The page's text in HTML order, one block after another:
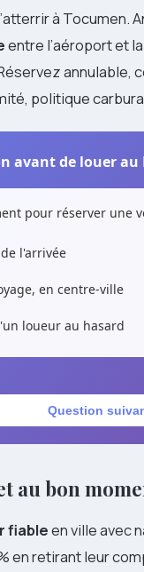
à
entre l’aéroport et
politique
avant de louer au
pour réserver une
l'arrivée
en centre-ville
loueur au hasard
Question
au bon
fiableen ville avec
en retirant leur